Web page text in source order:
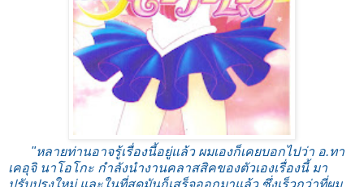
"หลายท่านอาจรู้เรื่องนี้อยู่แล้ว ผมเองก็เคยบอกไปว่า อ.ทา
เคอุจิ นาโอโกะ กำลังนำงานคลาสสิคของตัวเองเรื่องนี้ มา